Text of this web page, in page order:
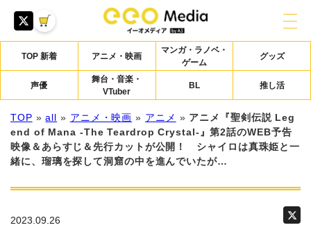
TOP 新着 アニメ・映画
マンガ・ラノベ・
ゲーム
グッズ
声優
舞台・音楽・
VTuber
BL 推し活
TOP »all » アニメ・映画 » アニメ » アニメ『聖剣伝説 Leg
end of Mana -The Teardrop Crystal-』第2話のWEB予告
映像＆あらすじ＆先行カットが公開！ シャイロは真珠姫と一
緒に、瑠璃を探して洞窟の中を進んでいたが…
2023.09.26